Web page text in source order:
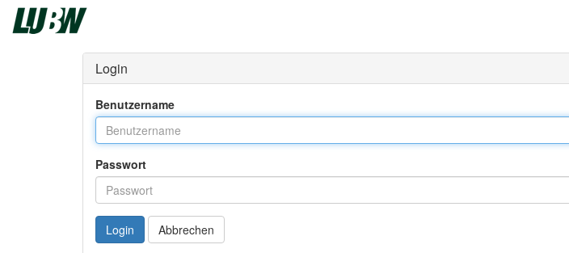
Login
Benutzername
Passwort
Login Abbrechen